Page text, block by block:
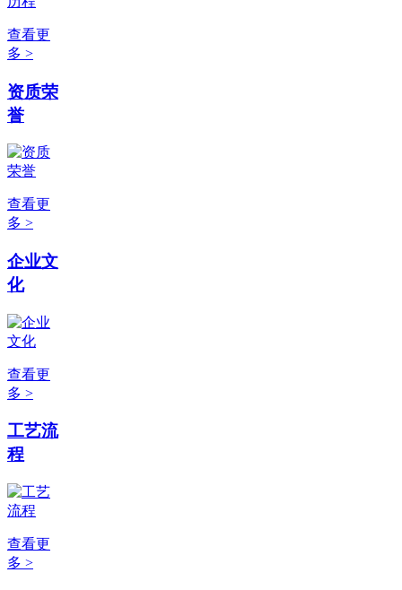
查看更
多 >
资质荣
誉
查看更
多 >
企业文
化
查看更
多 >
工艺流
程
查看更
多 >